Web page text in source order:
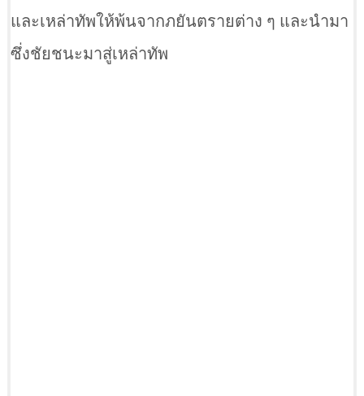
และเหล่าทัพให้พ้นจากภยันตรายต่าง ๆ และนำมา
ซึ่งชัยชนะมาสู่เหล่าทัพ